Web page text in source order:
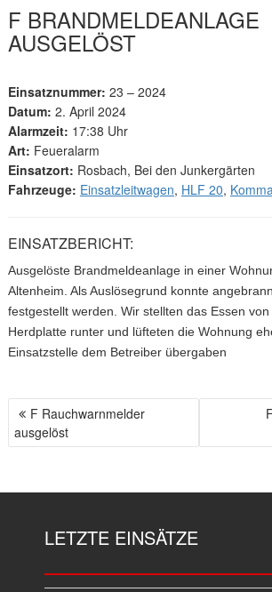
F BRANDMELDEANLAGE
AUSGELÖST
Einsatznummer: 23 – 2024
Datum: 2. April 2024
Alarmzeit: 17:38 Uhr
Art: Feueralarm
Einsatzort: Rosbach, Bei den Junkergärten
Fahrzeuge: Einsatzleitwagen, HLF 20,
EINSATZBERICHT:
Ausgelöste Brandmeldeanlage in einer
Altenheim. Als Auslösegrund konnte
festgestellt werden. Wir stellten das Essen
Herdplatte runter und lüfteten die Wohnung
Einsatzstelle dem Betreiber übergaben
B
E
F Rauchwarnmelder
ausgelöst
LETZTE EINSÄTZE